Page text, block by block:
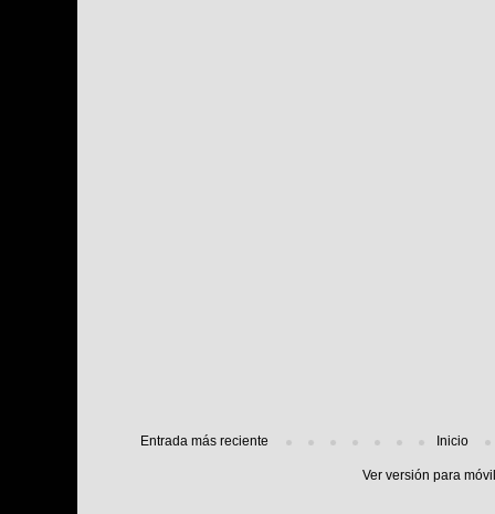
Entrada más reciente Inicio
Ver versión para